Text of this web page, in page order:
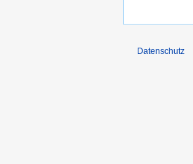
Datenschutz